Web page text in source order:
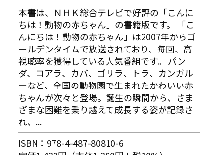
本書は、ＮＨＫ総合テレビで好評の「こんに
ちは！動物の赤ちゃん」の書籍版です。 「こ
んにちは！動物の赤ちゃん」は2007年からゴ
ールデンタイムで放送されており、毎回、高
視聴率を獲得している人気番組です。 パン
ダ、コアラ、カバ、ゴリラ、トラ、カンガル
ーなど、全国の動物園で生まれたかわいい赤
ちゃんが次々と登場。誕生の瞬間から、さま
ざまな困難を乗り越えて成長する姿が記録さ
れ、...
ISBN：978-4-487-80810-6